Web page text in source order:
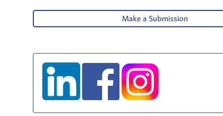
Make a Submission